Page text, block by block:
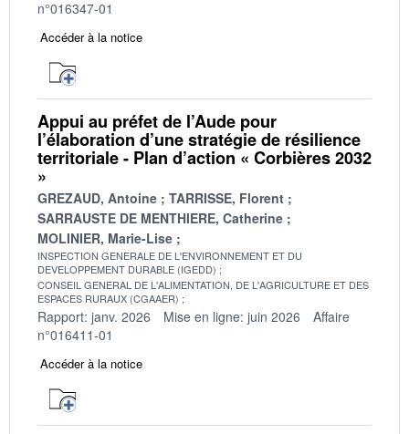
n°016347-01
Accéder à la notice
Appui au préfet de l’Aude pour
l’élaboration d’une stratégie de résilience
territoriale - Plan d’action « Corbières 2032
»
GREZAUD, Antoine
TARRISSE, Florent
SARRAUSTE DE MENTHIERE, Catherine
MOLINIER, Marie-Lise
INSPECTION GENERALE DE L'ENVIRONNEMENT ET DU
DEVELOPPEMENT DURABLE (IGEDD)
CONSEIL GENERAL DE L'ALIMENTATION, DE L'AGRICULTURE ET DES
ESPACES RURAUX (CGAAER)
Rapport: janv. 2026 Mise en ligne: juin 2026
Affaire
n°016411-01
Accéder à la notice